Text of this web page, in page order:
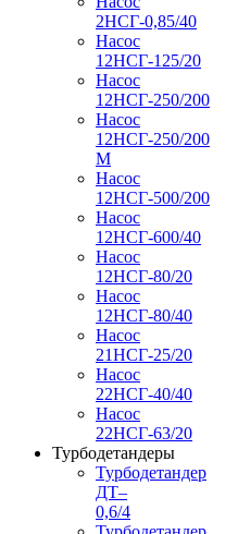
2НСГ-0,85/40
Насос
12НСГ-125/20
Насос
12НСГ-250/200
Насос
12НСГ-250/200
М
Насос
12НСГ-500/200
Насос
12НСГ-600/40
Насос
12НСГ-80/20
Насос
12НСГ-80/40
Насос
21НСГ-25/20
Насос
22НСГ-40/40
Насос
22НСГ-63/20
Турбодетандеры
Турбодетандер
ДТ–
0,6/4